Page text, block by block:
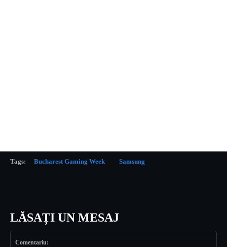
Tags: Bucharest Gaming Week Samsung
LĂSAȚI UN MESAJ